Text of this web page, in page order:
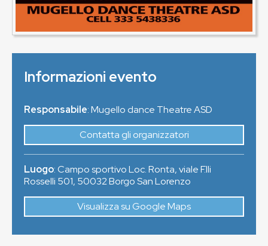
Informazioni evento
Responsabile: Mugello dance Theatre ASD
Contatta gli organizzatori
Luogo:Campo sportivo Loc. Ronta, viale F.lli
Rosselli 501, 50032Borgo San Lorenzo
Visualizza su Google Maps